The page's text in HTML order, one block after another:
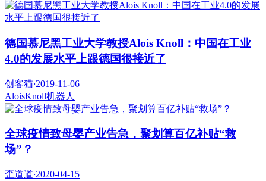
德国慕尼黑工业大学教授Alois Knoll：中国在工业
4.0的发展水平上跟德国很接近了
创客猫·2019-11-06
AloisKnoll机器人
全球疫情致母婴产业告急，聚划算百亿补贴“救
场”？
歪道道·2020-04-15